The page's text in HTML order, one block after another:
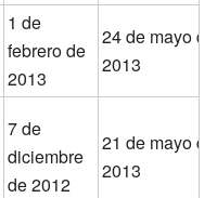
1 de
febrero de
2013
24 de mayo de
2013
7 de
diciembre
de 2012
21 de mayo de
2013